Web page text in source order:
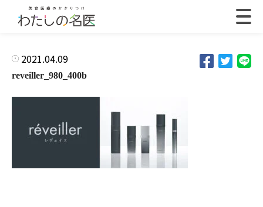
2021.04.09
reveiller_980_400b